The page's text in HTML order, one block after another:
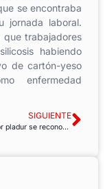
se encontraba
jornada laboral.
que trabajadores
habiendo
de cartón-yeso
enfermedad
SIGUIENTE
La silicosis por pladur se reconoce como enfermedad profesional